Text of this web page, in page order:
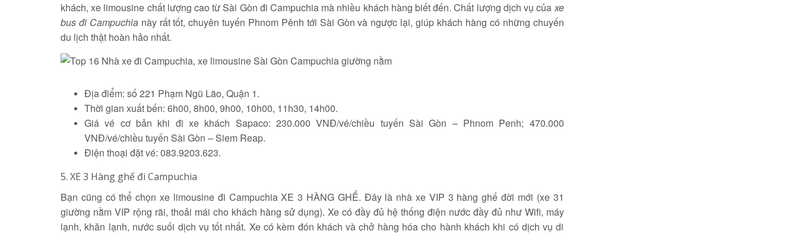
khách, xe limousine chất lượng cao từ Sài Gòn đi Campuchia mà nhiều khách hàng biết đến. Chất lượng dịch vụ củaxe
bus đi Campuchianày rất tốt, chuyên tuyến Phnom Pênh tới Sài Gòn và ngược lại, giúp khách hàng có những chuyến
du lịch thật hoàn hảo nhất.
Địa điểm: số 221 Phạm Ngũ Lão, Quận 1.
Thời gian xuất bến: 6h00, 8h00, 9h00, 10h00, 11h30, 14h00.
Giá vé cơ bản khi đi xe khách Sapaco: 230.000 VNĐ/vé/chiều tuyến Sài Gòn – Phnom Penh; 470.000
VNĐ/vé/chiều tuyến Sài Gòn – Siem Reap.
Điện thoại đặt vé: 083.9203.623.
5. XE 3 Hàng ghế đi Campuchia
Bạn cũng có thể chọn xe limousine đi Campuchia XE 3 HÀNG GHẾ. Đây là nhà xe VIP 3 hàng ghế đời mới (xe 31
giường nằm VIP rộng rãi, thoải mái cho khách hàng sử dụng). Xe có đầy đủ hệ thống điện nước đầy đủ như Wifi, máy
lạnh, khăn lạnh, nước suối dịch vụ tốt nhất. Xe có kèm đón khách và chở hàng hóa cho hành khách khi có dịch vụ di